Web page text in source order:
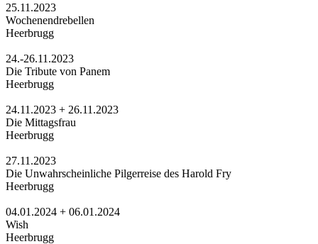
25.11.2023
Wochenendrebellen
Heerbrugg
24.-26.11.2023
Die Tribute von Panem
Heerbrugg
24.11.2023 + 26.11.2023
Die Mittagsfrau
Heerbrugg
27.11.2023
Die Unwahrscheinliche Pilgerreise des Harold Fry
Heerbrugg
04.01.2024 + 06.01.2024
Wish
Heerbrugg